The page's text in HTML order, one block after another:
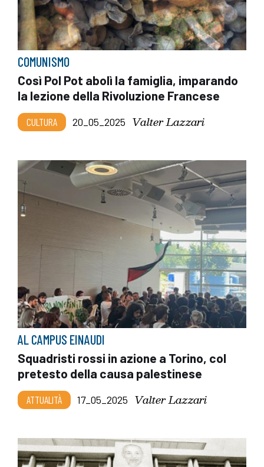
COMUNISMO
Così Pol Pot abolì la famiglia, imparando
la lezione della Rivoluzione Francese
CULTURA 20_05_2025 Valter Lazzari
AL CAMPUS EINAUDI
Squadristi rossi in azione a Torino, col
pretesto della causa palestinese
ATTUALITÀ 17_05_2025 Valter Lazzari